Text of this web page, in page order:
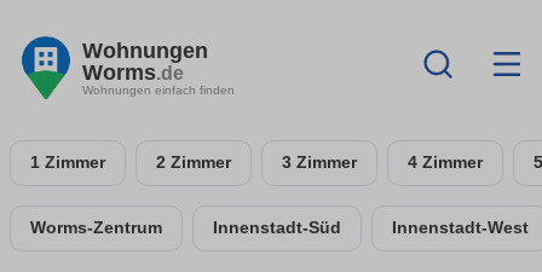
Wohnungen
Worms.de
Wohnungen einfach finden
1 Zimmer 2 Zimmer 3 Zimmer 4 Zimmer
Worms-Zentrum Innenstadt-Süd Innenstadt-West